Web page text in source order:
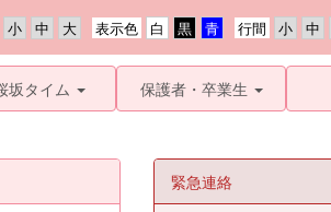
行間
表示色
坂タイム 保護者・卒業生
緊急連絡